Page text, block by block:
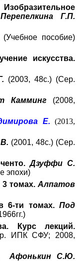
Перепелкина Г.П.
(Учебное пособие)
искусства.
(2003, 48с.) (Сер.
Камминг (2008,
Е. (2013,
(2001, 48с.) (Сер.
Дзуффи С.
эпохи)
3 томах. Алпатов
6-ти томах. Под
Курс лекций.
ИПК СФУ; 2008,
Афонькин С.Ю.